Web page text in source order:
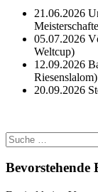
21.06.2026
05.07.2026
Weltcup)
12.09.2026
Riesenslalom)
20.09.2026
Bevorstehende